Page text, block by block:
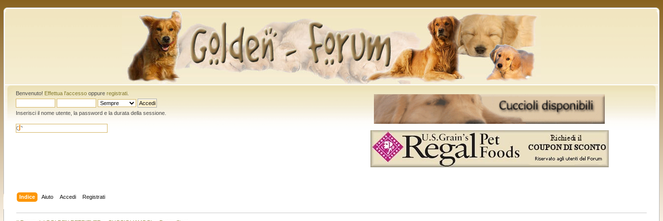
Benvenuto! Effettua l'accessooppure registrati.
Inserisci il nome utente, la password e la durata della sessione.
Indice Aiuto Accedi Registrati